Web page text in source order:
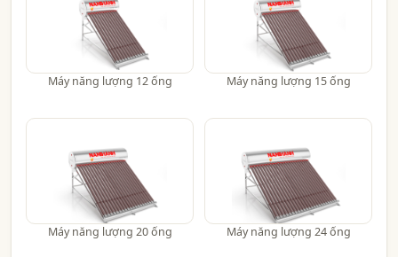
Máy năng lượng 12 ống Máy năng lượng 15 ống
Máy năng lượng 20 ống Máy năng lượng 24 ống